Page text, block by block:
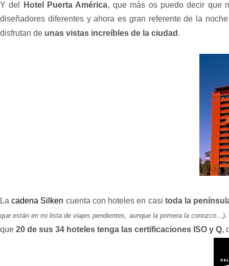
Y del Hotel Puerta América, que más os puedo decir que
diseñadores diferentes y ahora es gran referente de la
disfrutan de unas vistas increíbles de la ciudad .
Lacadena Silken cuenta con hoteles en casi toda la
que están en mi lista de viajes pendientes, aunque la primera la conozco…).
que 20 de sus 34 hoteles tenga las certificaciones ISO y Q,